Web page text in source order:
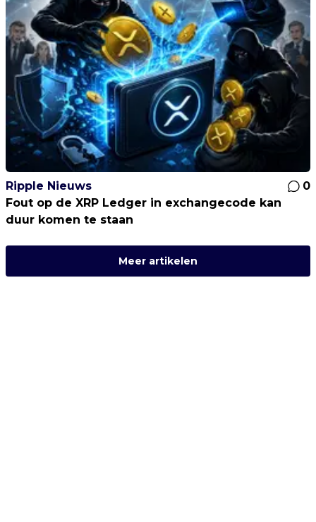
Ripple Nieuws
0
Fout op de XRP Ledger in exchangecode kan
duur komen te staan
Meer artikelen